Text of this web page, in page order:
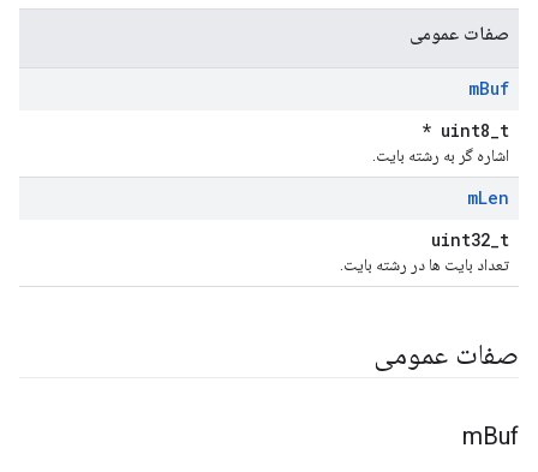
صفات عمومی
mBuf
uint8_t *
اشاره گر به رشته بایت.
mLen
uint32_t
تعداد بایت ها در رشته بایت.
صفات عمومی
mBuf